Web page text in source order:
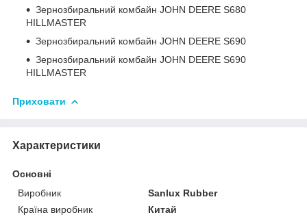
Зернозбиральний комбайн JOHN DEERE S680
HILLMASTER
Зернозбиральний комбайн JOHN DEERE S690
Зернозбиральний комбайн JOHN DEERE S690
HILLMASTER
Приховати
Характеристики
Основні
Виробник
Sanlux Rubber
Країна виробник
Китай